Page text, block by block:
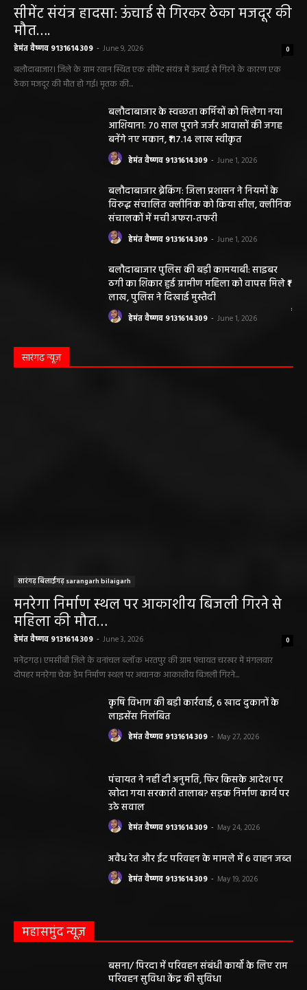
सीमेंट संयंत्र हादसा: ऊंचाई से गिरकर ठेका मजदूर की
मौत….
हेमंत वैष्णव 9131614309 - June 9, 2026 0
बलौदाबाजार। जिले के ग्राम रवान स्थित एक सीमेंट संयंत्र में ऊंचाई से गिरने के कारण एक
ठेका मजदूर की मौत हो गई। मृतक की...
बलौदाबाजार के स्वच्छता कर्मियों को मिलेगा नया
आशियाना: 70 साल पुराने जर्जर आवासों की जगह
बनेंगे नए मकान, ₹117.14 लाख स्वीकृत
हेमंत वैष्णव 9131614309 - June 1, 2026
बलौदाबाजार ब्रेकिंग: जिला प्रशासन ने नियमों के
विरुद्ध संचालित क्लीनिक को किया सील, क्लीनिक
संचालकों में मची अफरा-तफरी
हेमंत वैष्णव 9131614309 - June 1, 2026
बलौदाबाजार पुलिस की बड़ी कामयाबी: साइबर
ठगी का शिकार हुई ग्रामीण महिला को वापस मिले ₹1
लाख, पुलिस ने दिखाई मुस्तैदी
हेमंत वैष्णव 9131614309 - June 1, 2026
सारंगढ़ न्यूज़
सारंगढ़ बिलाईगढ़ sarangarh bilaigarh
मनरेगा निर्माण स्थल पर आकाशीय बिजली गिरने से
महिला की मौत…
हेमंत वैष्णव 9131614309 - June 3, 2026 0
मनेंद्रगढ़। एमसीबी जिले के वनांचल ब्लॉक भरतपुर की ग्राम पंचायत चरखर में मंगलवार
दोपहर मनरेगा चेक डेम निर्माण स्थल पर अचानक आकाशीय बिजली गिरने...
कृषि विभाग की बड़ी कार्रवाई, 6 खाद दुकानों के
लाइसेंस निलंबित
हेमंत वैष्णव 9131614309 - May 27, 2026
पंचायत ने नहीं दी अनुमति, फिर किसके आदेश पर
खोदा गया सरकारी तालाब? सड़क निर्माण कार्य पर
उठे सवाल
हेमंत वैष्णव 9131614309 - May 24, 2026
अवैध रेत और ईंट परिवहन के मामले में 6 वाहन जब्त
हेमंत वैष्णव 9131614309 - May 19, 2026
महासमुंद न्यूज़
बसना/ पिरदा में परिवहन संबंधी कार्यों के लिए राम
परिवहन सुविधा केंद्र की सुविधा